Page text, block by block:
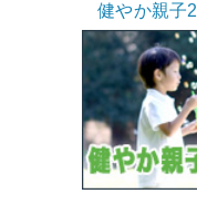
健やか親子